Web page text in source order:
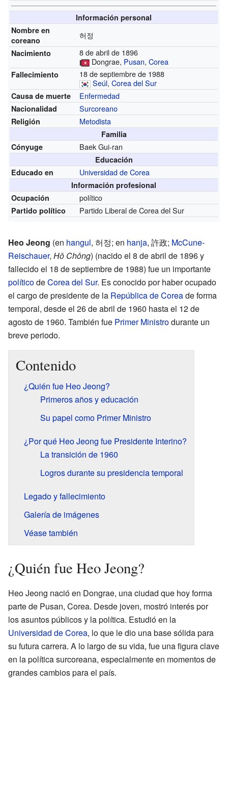
Información personal
Nombre en
coreano
허정
Nacimiento
8 de abril de 1896
Dongrae, Pusan,Corea
Fallecimiento
18 de septiembre de 1988
Seúl,Corea del Sur
Causa de muerte Enfermedad
Nacionalidad Surcoreano
Religión Metodista
Familia
Cónyuge
Baek Gui-ran
Educación
Educado en
Universidad de Corea
Información profesional
Ocupación
político
Partido político Partido Liberal de Corea del Sur
Heo Jeong (en hangul, 허정; en hanja, 許政; McCune-
Reischauer, Hǒ Chǒng) (nacido el 8 de abril de 1896 y
fallecido el 18 de septiembre de 1988) fue un importante
políticodeCorea del Sur. Es conocido por haber ocupado
el cargo de presidente de la República de Coreade forma
temporal, desde el 26 de abril de 1960 hasta el 12 de
agosto de 1960. También fue Primer Ministrodurante un
breve periodo.
Contenido
¿Quién fue Heo Jeong?
Primeros años y educación
Su papel como Primer Ministro
¿Por qué Heo Jeong fue Presidente Interino?
La transición de 1960
Logros durante su presidencia temporal
Legado y fallecimiento
Galería de imágenes
Véase también
¿Quién fue Heo Jeong?
Heo Jeong nació en Dongrae, una ciudad que hoy forma
parte de Pusan, Corea. Desde joven, mostró interés por
los asuntos públicos y la política. Estudió en la
Universidad de Corea, lo que le dio una base sólida para
su futura carrera. A lo largo de su vida, fue una figura clave
en la política surcoreana, especialmente en momentos de
grandes cambios para el país.